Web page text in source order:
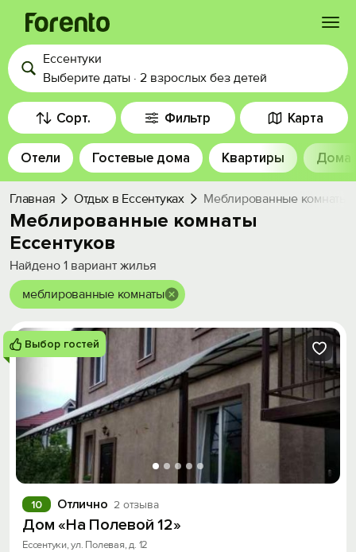
Войти
Избранное
История просмотра
Добавить свой объект
Ессентуки
Выберите даты · 2 взрослых без детей
Сорт. Фильтр Карта
Отели Гостевые дома Квартиры Дома
Главная Отдых в Ессентуках Меблированные комнаты
Меблированные комнаты
Ессентуков
Найдено 1 вариант жилья
меблированные комнаты
Выбор гостей
Отлично 2 отзыва
10
Дом «На Полевой 12»
Ессентуки, ул. Полевая, д. 12